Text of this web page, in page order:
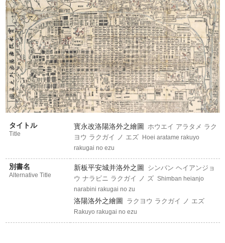
タイトル
Title
寳永改洛陽洛外之繪圖
ホウエイ アラタメ ラク
ヨウ ラクガイ ノ エズ Hoei aratame rakuyo
rakugai no ezu
別書名
Alternative Title
新板平安城并洛外之圖
シンバン ヘイアンジョ
ウ ナラビニ ラクガイ ノ ズ Shimban heianjo
narabini rakugai no zu
洛陽洛外之繪圖
ラクヨウ ラクガイ ノ エズ
Rakuyo rakugai no ezu